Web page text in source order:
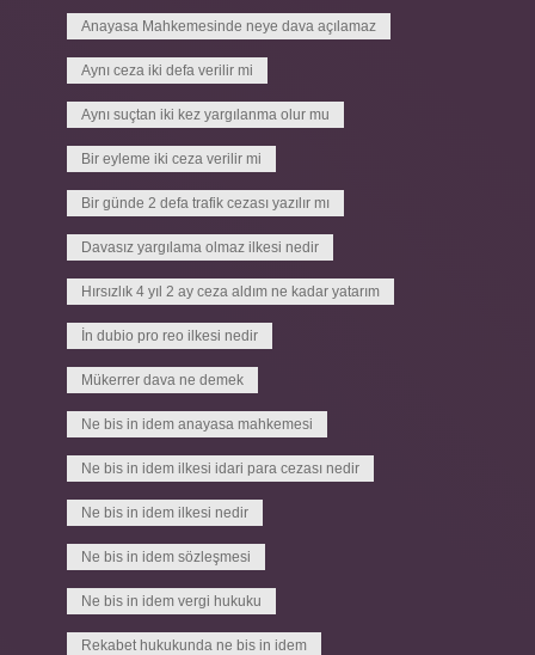
Anayasa Mahkemesinde neye dava açılamaz
Aynı ceza iki defa verilir mi
Aynı suçtan iki kez yargılanma olur mu
Bir eyleme iki ceza verilir mi
Bir günde 2 defa trafik cezası yazılır mı
Davasız yargılama olmaz ilkesi nedir
Hırsızlık 4 yıl 2 ay ceza aldım ne kadar yatarım
İn dubio pro reo ilkesi nedir
Mükerrer dava ne demek
Ne bis in idem anayasa mahkemesi
Ne bis in idem ilkesi idari para cezası nedir
Ne bis in idem ilkesi nedir
Ne bis in idem sözleşmesi
Ne bis in idem vergi hukuku
Rekabet hukukunda ne bis in idem